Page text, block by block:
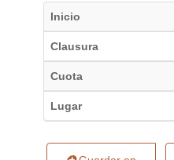
Inicio
Clausura
Cuota
Lugar